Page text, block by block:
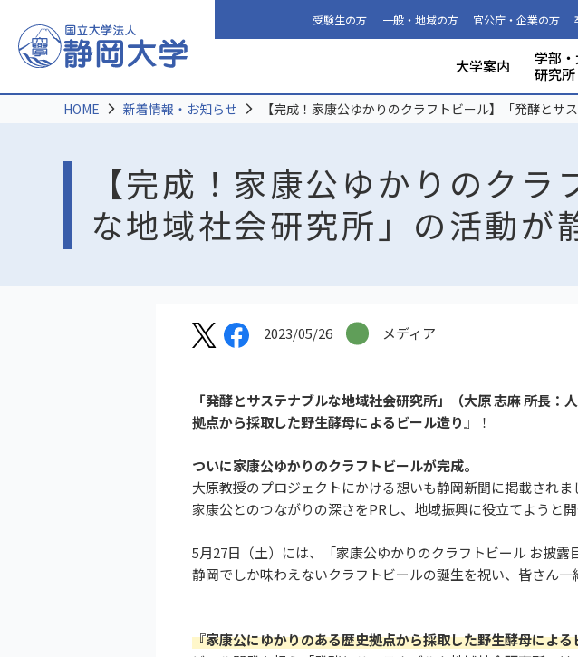
受験生の方 一般・地域の方 官公庁・企業の方
大学案内
大学の概要
共同利用
事務組織・
学部・
研究所
人文社会科
理学部
グローバ
電子工学研
附属図書館
教育ポリシ
学生生活
特別教育プ
研究成果
研究者イン
プロジェク
機器の共同
社会連携
本学教職
国際連携推
て
静岡大学か
学
学部入試
3年次編入
【完成！家康公ゆかりのク
な地域社会研究所」の活動が
HOME 新着情報・お知らせ 【完成！家康公ゆかりのクラフトビール】「発酵と
2023/05/26 メディア
「発酵とサステナブルな地域社会研究所」（大原 志麻 所長：
拠点から採取した野生酵母によるビール造り 』！
ついに家康公ゆかりのクラフトビールが完成。
大原教授のプロジェクトにかける想いも静岡新聞に掲載されま
家康公とのつながりの深さをPRし、地域振興に役立てようと開
5月27日（土）には、「家康公ゆかりのクラフトビール お披露
静岡でしか味わえないクラフトビールの誕生を祝い、皆さん一
『家康公にゆかりのある歴史拠点から採取した野生酵母によ